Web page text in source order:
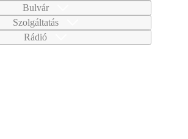
Bulvár
Szolgáltatás
Rádió